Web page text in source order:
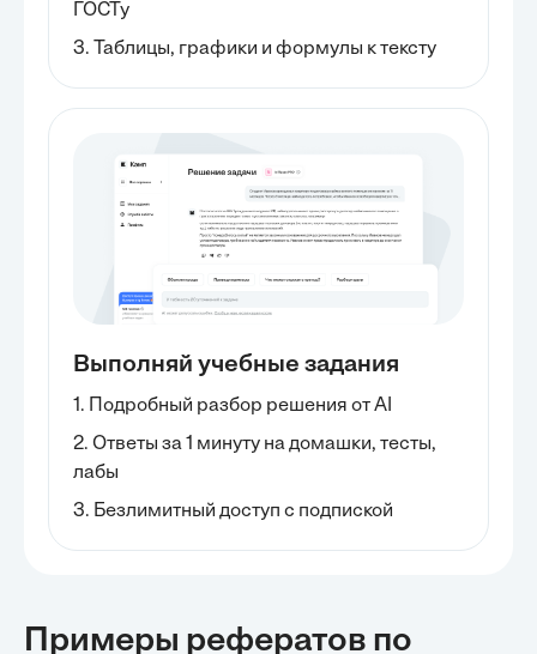
ГОСТу
3. Таблицы, графики и формулы к тексту
Выполняй учебные задания
1. Подробный разбор решения от AI
2. Ответы за 1 минуту на домашки, тесты,
лабы
3. Безлимитный доступ с подпиской
Примеры рефератов по